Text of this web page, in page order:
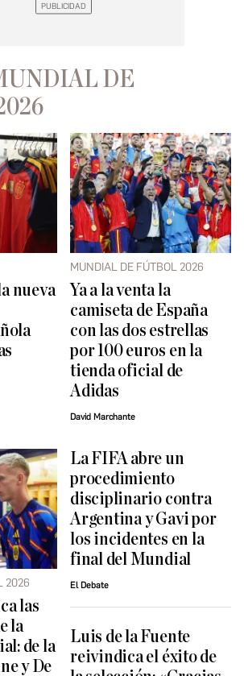
DE
nueva
MUNDIAL DE FÚTBOL 2026
Ya a la venta la
camiseta de España
con las dos estrellas
por 100 euros en la
tienda oficial de
Adidas
David Marchante
2026
las
la
de la
y De
La FIFA abre un
procedimiento
disciplinario contra
Argentina y Gavi por
los incidentes en la
final del Mundial
El Debate
Luis de la Fuente
reivindica el éxito de